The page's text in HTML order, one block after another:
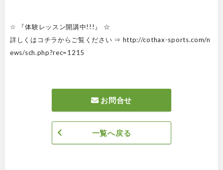
☆ 『体験レッスン開講中!!!』 ☆
詳しくはコチラからご覧ください ⇒ http://cothax-sports.com/n
ews/sch.php?rec=1215
お問合せ
一覧へ戻る